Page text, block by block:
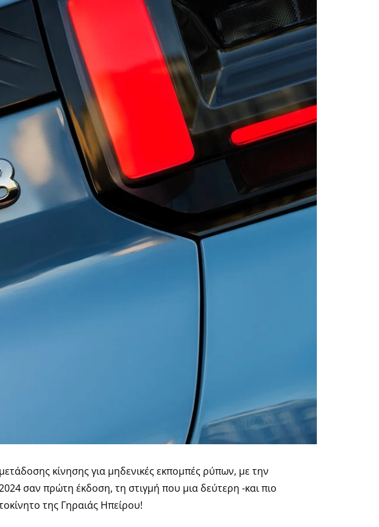
κίνησης για μηδενικές εκπομπές ρύπων, με την
σαν πρώτη έκδοση, τη στιγμή που μια δεύτερη -και πιο
της Γηραιάς Ηπείρου!